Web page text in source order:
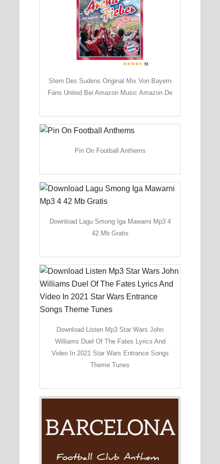
Stern Des Sudens Original Mix Von Bayern
Fans United Bei Amazon Music Amazon De
Pin On Football Anthems
Download Lagu Smong Iga Mawarni Mp3 4
42 Mb Gratis
Download Listen Mp3 Star Wars John
Williams Duel Of The Fates Lyrics And
Video In 2021 Star Wars Entrance Songs
Theme Tunes